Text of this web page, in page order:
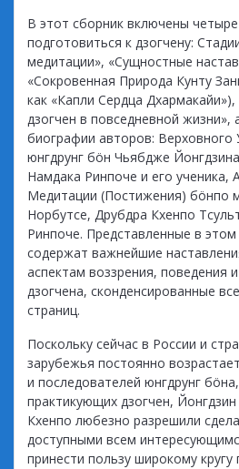
В этот сборник включены четыре
подготовиться к дзогчену:
медитации», «Сущностные
«Сокровенная Природа Кунту
как «Капли Сердца
дзогчен в повседневной жизни»,
биографии авторов: Верховного
юнгдрунг бöн Чьябдже
Намдака Ринпоче и его
Медитации (Постижения) бöнпо
Норбутсе, Друбдра Кхенпо
Ринпоче. Представленные в этом
содержат важнейшие
аспектам воззрения, поведения
дзогчена, сконденсированные
страниц.
Поскольку сейчас в России и
зарубежья постоянно
и последователей юнгдрунг
практикующих дзогчен,
Кхенпо любезно разрешили
доступными всем
принести пользу широкому кругу